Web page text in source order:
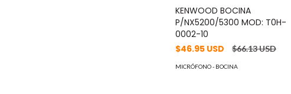
KENWOOD BOCINA
P/NX5200/5300 MOD: T0H-
0002-10
$46.95 USD
$66.13 USD
MICRÓFONO - BOCINA